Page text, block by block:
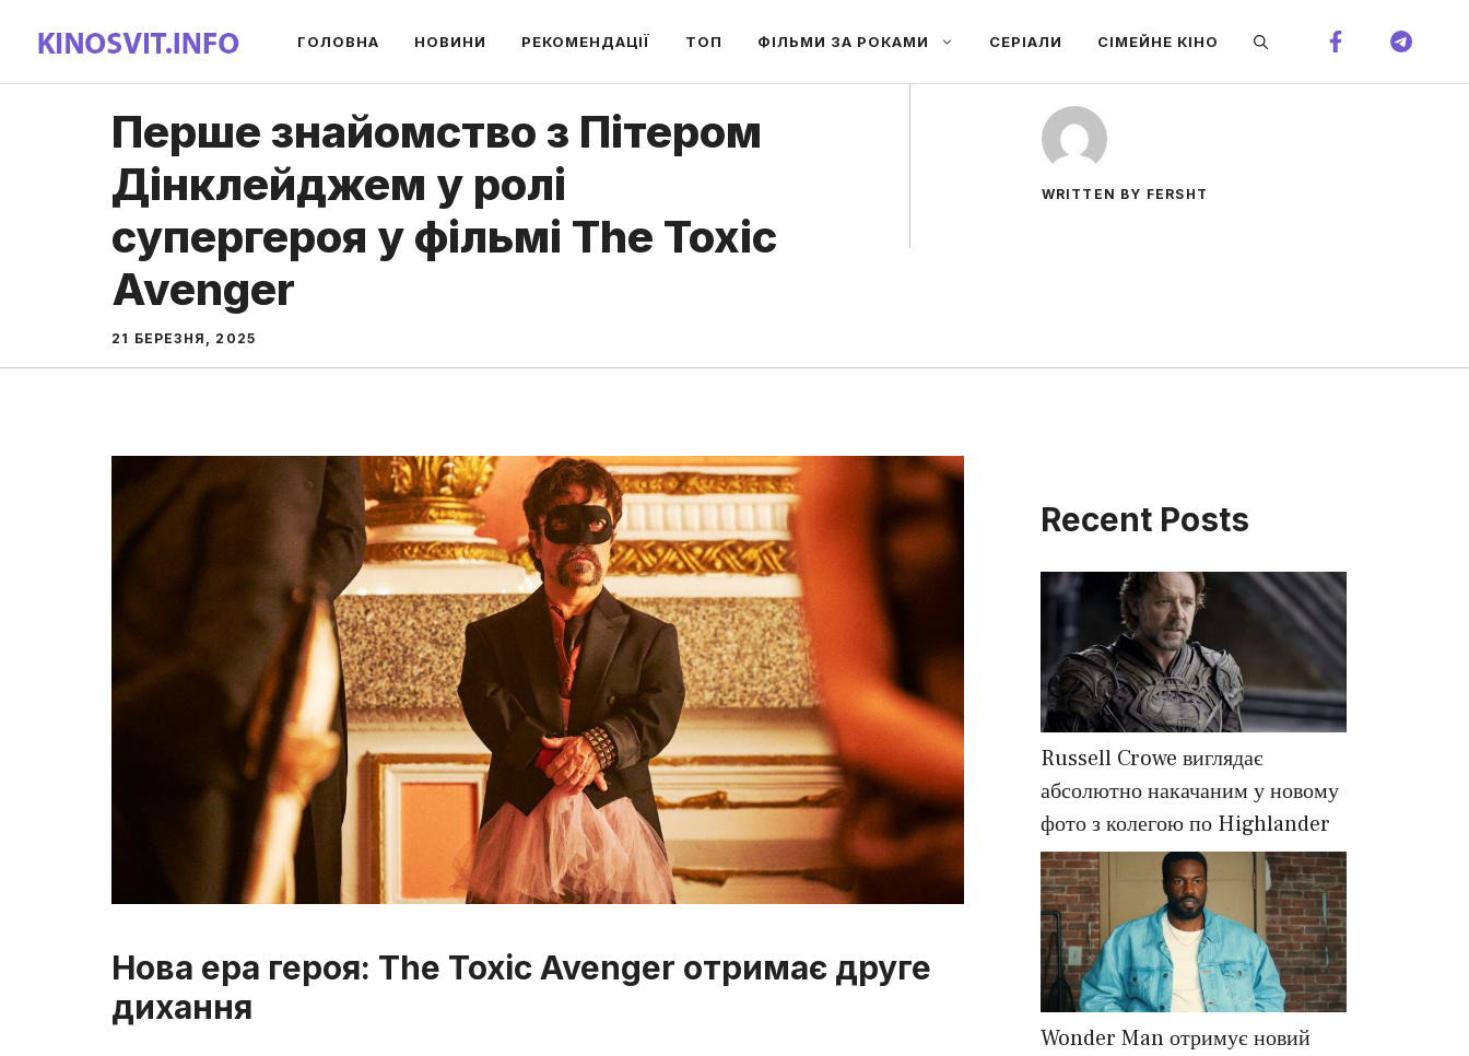
вмісту
ГОЛОВНА НОВИНИ РЕКОМЕНДАЦІЇ ТОП ФІЛЬМИ ЗА РОКАМИ СЕРІАЛИ СІМЕЙНЕ КІНО
Перше знайомство з Пітером
Дінклейджем у ролі
супергероя у фільмі The Toxic
Avenger
21 БЕРЕЗНЯ, 2025
WRITTEN BY FERSHT
Нова ера героя: The Toxic Avenger отримає друге
дихання
Recent Posts
Russell Crowe виглядає
абсолютно накачаним у новому
фото з колегою по Highlander
Wonder Man отримує новий